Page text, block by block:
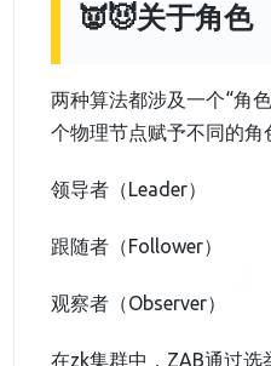
👿😈关于角色
两种算法都涉及一个“角
个物理节点赋予不同的角
领导者（Leader）
跟随者（Follower）
观察者（Observer）
在zk集群中，ZAB通过选